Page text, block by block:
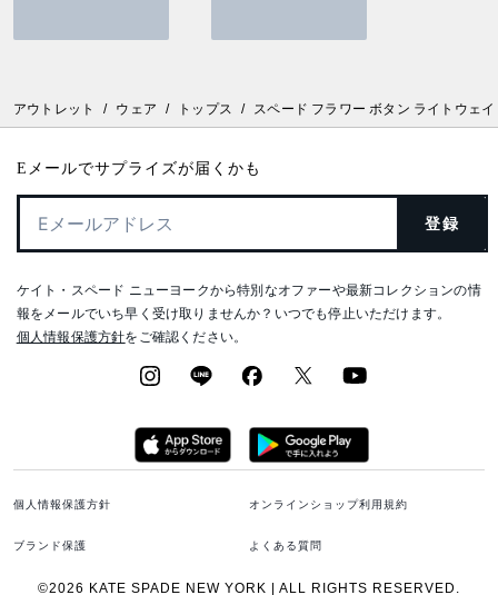
アウトレット / ウェア / トップス / スペード フラワー ボタン ライトウェ
Eメールでサプライズが届くかも
登録
ケイト・スペード ニューヨークから特別なオファーや最新コレクションの情
報をメールでいち早く受け取りませんか？いつでも停止いただけます。
個人情報保護方針をご確認ください。
個人情報保護方針 オンラインショップ利用規約
ブランド保護 よくある質問
©2026 KATE SPADE NEW YORK | ALL RIGHTS RESERVED.